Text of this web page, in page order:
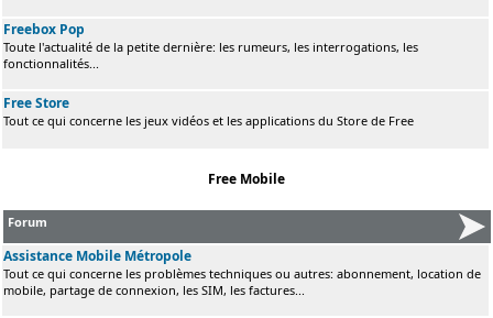
Freebox Pop
Toute l'actualité de la petite dernière: les rumeurs, les interrogations, les
fonctionnalités...
Free Store
Tout ce qui concerne les jeux vidéos et les applications du Store de Free
Free Mobile
Forum
Assistance Mobile Métropole
Tout ce qui concerne les problèmes techniques ou autres: abonnement, location de
mobile, partage de connexion, les SIM, les factures...